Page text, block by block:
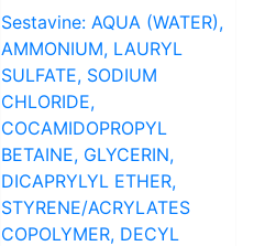
Sestavine: AQUA (WATER),
AMMONIUM, LAURYL
SULFATE, SODIUM
CHLORIDE,
COCAMIDOPROPYL
BETAINE, GLYCERIN,
DICAPRYLYL ETHER,
STYRENE/ACRYLATES
COPOLYMER, DECYL